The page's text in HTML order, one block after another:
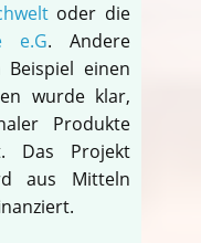
oder die
e.G. Andere
einen
wurde klar,
Produkte
Das Projekt
aus Mitteln